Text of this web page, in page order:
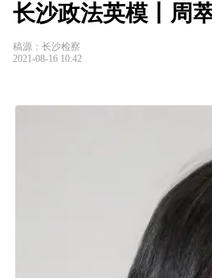
长沙政法英模丨周
稿源：长沙检察
2021-08-16 10:42